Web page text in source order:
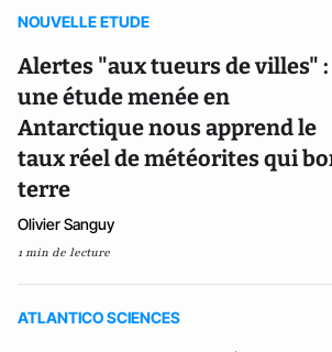
NOUVELLE ETUDE
Alertes "aux tueurs de villes" :
une étude menée en
Antarctique nous apprend le
taux réel de météorites qui
terre
Olivier Sanguy
1 min de lecture
ATLANTICO SCIENCES